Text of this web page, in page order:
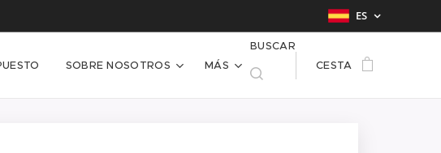
ES
SOBRE NOSOTROS MÁS
BUSCAR
CESTA